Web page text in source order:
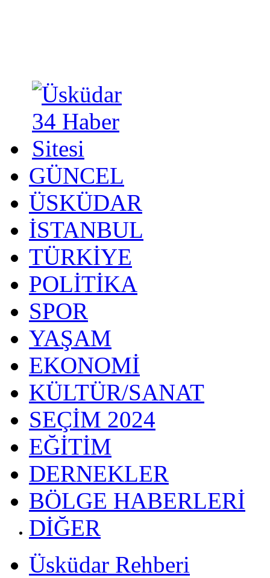
GÜNCEL
ÜSKÜDAR
İSTANBUL
TÜRKİYE
POLİTİKA
SPOR
YAŞAM
EKONOMİ
KÜLTÜR/SANAT
SEÇİM 2024
EĞİTİM
DERNEKLER
BÖLGE HABERLERİ
DİĞER
Üsküdar Rehberi